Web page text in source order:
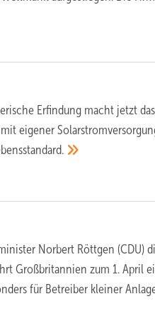
Erfindung macht jetzt
eigener
Norbert Röttgen (CDU)
Großbritannien zum 1. April
für Betreiber kleiner